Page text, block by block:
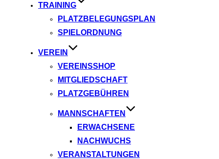
TRAINING
PLATZBELEGUNGSPLAN
SPIELORDNUNG
VEREIN
VEREINSSHOP
MITGLIEDSCHAFT
PLATZGEBÜHREN
MANNSCHAFTEN
ERWACHSENE
NACHWUCHS
VERANSTALTUNGEN